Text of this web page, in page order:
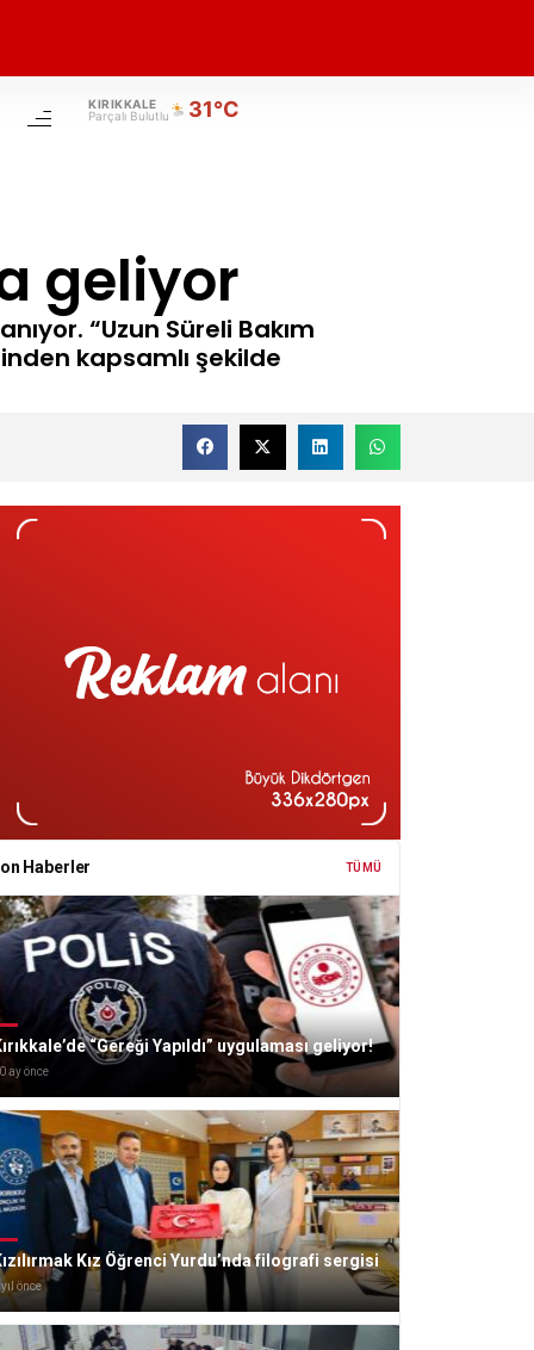
KIRIKKALE
Parçalı Bulutlu
31°C
geliyor
“Uzun Süreli Bakım
kapsamlı şekilde
Haberler TÜMÜ
“Gereği Yapıldı” uygulaması geliyor!
ay önce
Kız Öğrenci Yurdu’nda filografi sergisi
önce